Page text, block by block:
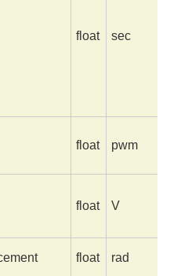
float sec
float pwm
float V
float rad